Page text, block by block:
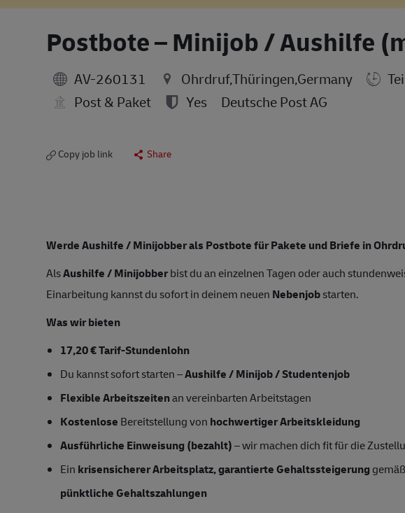
Postbote – Minijob / Aushilfe
AV-260131 Ohrdruf,Thüringen,Germany
Post & Paket
Yes Deutsche Post AG
Copy job link Share
Werde Aushilfe / Minijobber als Postbote für Pakete und Briefe in
AlsAushilfe / Minijobberbist du an einzelnen Tagen oder auch
Einarbeitung kannst du sofort in deinem neuen Nebenjobstarten.
Was wir bieten
17,20 € Tarif-Stundenlohn
Du kannst sofort starten –Aushilfe / Minijob / Studentenjob
Flexible Arbeitszeitenan vereinbarten Arbeitstagen
Kostenlose Bereitstellung von hochwertiger Arbeitskleidung
Ausführliche Einweisung (bezahlt)– wir machen dich fit für die
Ein krisensicherer Arbeitsplatz, garantierte Gehaltssteigerung
pünktliche Gehaltszahlungen